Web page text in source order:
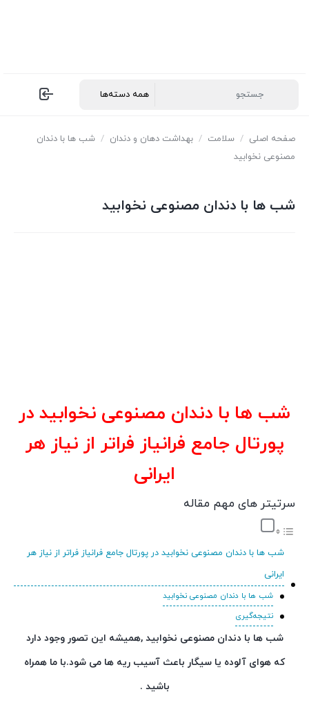
صفحه اصلی / سلامت / بهداشت دهان و دندان / شب ها با دندان
مصنوعی نخوابید
شب ها با دندان مصنوعی نخوابید
شب ها با دندان مصنوعی نخوابید در
پورتال جامع فرانیاز فراتر از نیاز هر
ایرانی
سرتیتر های مهم مقاله
شب ها با دندان مصنوعی نخوابید در پورتال جامع فرانیاز فراتر از نیاز هر
ایرانی
شب ها با دندان مصنوعی نخوابید
نتیجه‌گیری
شب ها با دندان مصنوعی نخوابید ,همیشه این تصور وجود دارد
که هوای آلوده یا سیگار باعث آسیب ریه ها می شود.با ما همراه
باشید .